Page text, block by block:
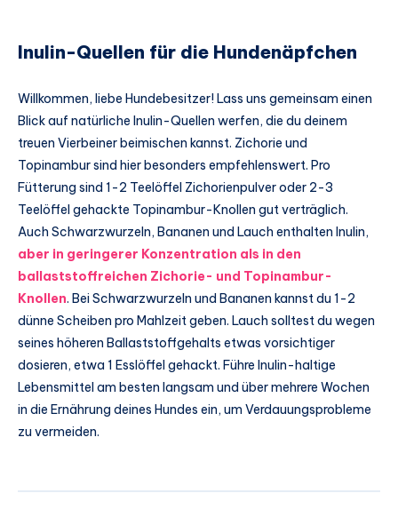
Inulin-Quellen für die Hundenäpfchen
Willkommen, liebe Hundebesitzer! Lass uns gemeinsam einen
Blick auf natürliche Inulin-Quellen werfen, die du deinem
treuen Vierbeiner beimischen kannst. Zichorie und
Topinambur sind hier besonders empfehlenswert. Pro
Fütterung sind 1-2 Teelöffel Zichorienpulver oder 2-3
Teelöffel gehackte Topinambur-Knollen gut verträglich.
Auch Schwarzwurzeln, Bananen und Lauch enthalten Inulin,
aber in geringerer Konzentration als in den
ballaststoffreichen Zichorie- und Topinambur-
Knollen. Bei Schwarzwurzeln und Bananen kannst du 1-2
dünne Scheiben pro Mahlzeit geben. Lauch solltest du wegen
seines höheren Ballaststoffgehalts etwas vorsichtiger
dosieren, etwa 1 Esslöffel gehackt. Führe Inulin-haltige
Lebensmittel am besten langsam und über mehrere Wochen
in die Ernährung deines Hundes ein, um Verdauungsprobleme
zu vermeiden.